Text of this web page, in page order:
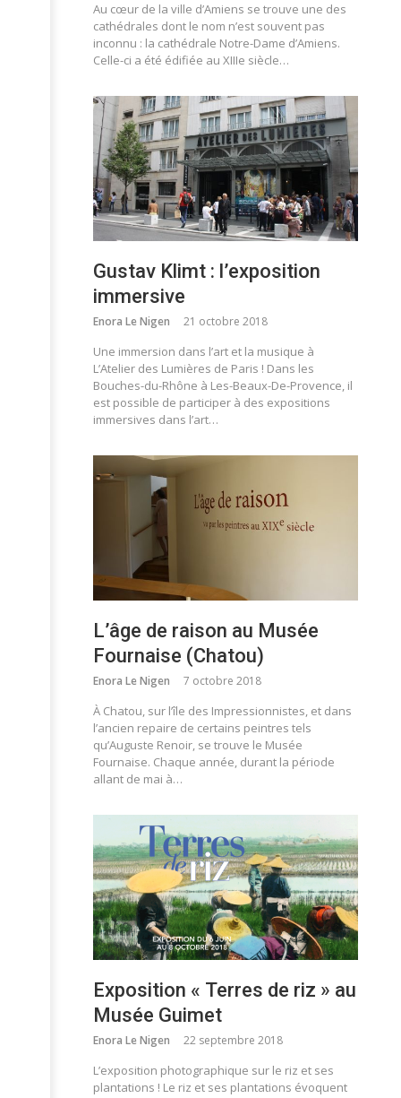
Au cœur de la ville d’Amiens se trouve une des
cathédrales dont le nom n’est souvent pas
inconnu : la cathédrale Notre-Dame d’Amiens.
Celle-ci a été édifiée au XIIIe siècle…
Gustav Klimt : l’exposition
immersive
Enora Le Nigen 21 octobre 2018
Une immersion dans l’art et la musique à
L’Atelier des Lumières de Paris ! Dans les
Bouches-du-Rhône à Les-Beaux-De-Provence, il
est possible de participer à des expositions
immersives dans l’art…
L’âge de raison au Musée
Fournaise (Chatou)
Enora Le Nigen 7 octobre 2018
À Chatou, sur l’île des Impressionnistes, et dans
l’ancien repaire de certains peintres tels
qu’Auguste Renoir, se trouve le Musée
Fournaise. Chaque année, durant la période
allant de mai à…
Exposition « Terres de riz » au
Musée Guimet
Enora Le Nigen 22 septembre 2018
L’exposition photographique sur le riz et ses
plantations ! Le riz et ses plantations évoquent